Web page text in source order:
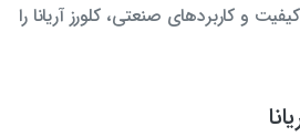
و کاربردهای صنعتی، کلورز آریانا را